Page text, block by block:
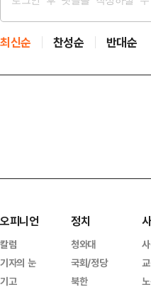
최신순 찬성순 반대순
오피니언
칼럼
기자의 눈
기고
정치
청와대
국회/정당
북한